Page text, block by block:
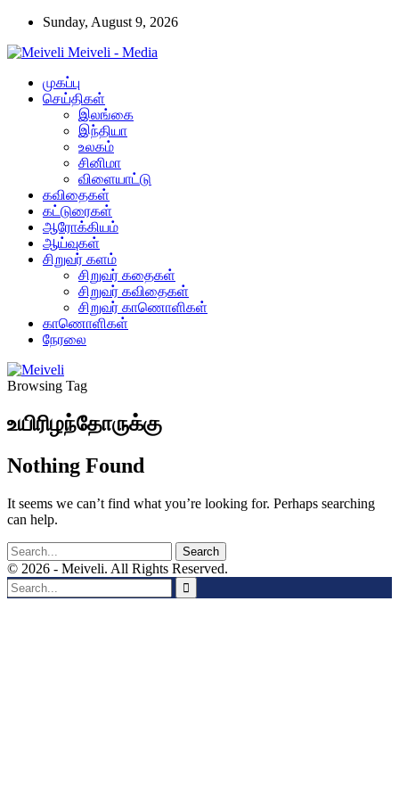
Sunday, August 9, 2026
Meiveli - Media
முகப்பு
செய்திகள்
இலங்கை
இந்தியா
உலகம்
சினிமா
விளையாட்டு
கவிதைகள்
கட்டுரைகள்
ஆரோக்கியம்
ஆய்வுகள்
சிறுவர் களம்
சிறுவர் கதைகள்
சிறுவர் கவிதைகள்
சிறுவர் காணொளிகள்
காணொளிகள்
நேரலை
Browsing Tag
உயிரிழந்தோருக்கு
Nothing Found
It seems we can’t find what you’re looking for. Perhaps searching
can help.
© 2026 - Meiveli. All Rights Reserved.